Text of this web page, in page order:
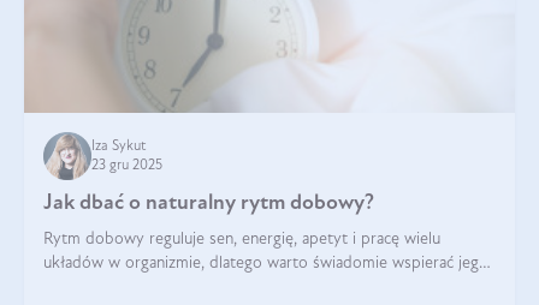
Iza Sykut
23 gru 2025
Jak dbać o naturalny rytm dobowy?
Rytm dobowy reguluje sen, energię, apetyt i pracę wielu
układów w organizmie, dlatego warto świadomie wspierać jego